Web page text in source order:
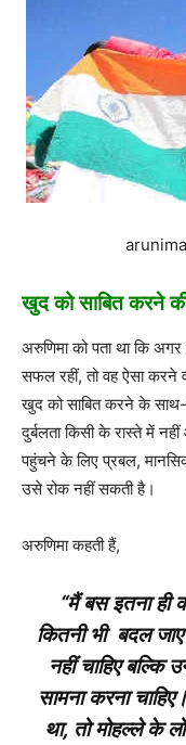
खुद को साबित करने
अरुणिमा को पता था कि
सफल रहीं, तो वह ऐसा करने
खुद को साबित करने के साथ-
दुर्बलता किसी के रास्ते में
पहुंचने के लिए प्रबल,
उसे रोक नहीं सकती है।
अरुणिमा कहती हैं,
“मैं बस इतना ही
कितनी भी बदल
नहीं चाहिए बल्कि
सामना करना
था, तो मोहल्ले के